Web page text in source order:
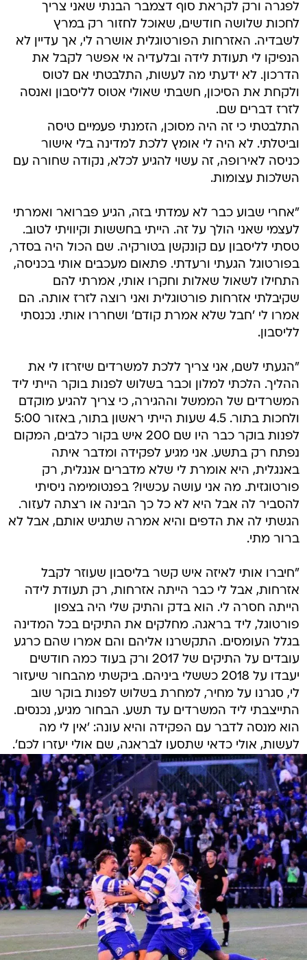
לפגרה ורק לקראת סוף דצמבר הבנתי שאני צריך
לחכות שלושה חודשים, שאוכל לחזור רק במרץ
לשבדיה. האזרחות הפורטוגלית אושרה לי, אך עדיין לא
הנפיקו לי תעודת לידה ובלעדיה אי אפשר לקבל את
הדרכון. לא ידעתי מה לעשות, התלבטתי אם לטוס
ולקחת את הסיכון, חשבתי שאולי אטוס לליסבון ואנסה
לזרז דברים שם.
התלבטתי כי זה היה מסוכן, הזמנתי פעמיים טיסה
וביטלתי. לא היה לי אומץ ללכת למדינה בלי אישור
כניסה לאירופה, זה עשוי להגיע לכלא, נקודה שחורה עם
השלכות עצומות.
"אחרי שבוע כבר לא עמדתי בזה, הגיע פברואר ואמרתי
לעצמי שאני הולך על זה. הייתי בחששות וקיוויתי לטוב.
טסתי לליסבון עם קונקשן בטורקיה. שם הכול היה בסדר,
בפורטוגל הגעתי ורעדתי. פתאום מעכבים אותי בכניסה,
התחילו לשאול שאלות וחקרו אותי, אמרתי להם
שקיבלתי אזרחות פורטוגלית ואני רוצה לזרז אותה. הם
אמרו לי 'חבל שלא אמרת קודם' ושחררו אותי. נכנסתי
לליסבון.
"הגעתי לשם, אני צריך ללכת למשרדים שיזרזו לי את
ההליך. הלכתי למלון וכבר בשלוש לפנות בוקר הייתי ליד
המשרדים של הממשל וההגירה, כי צריך להגיע מוקדם
ולחכות בתור. 4.5 שעות הייתי ראשון בתור, באזור 5:00
לפנות בוקר כבר היו שם 200 איש בקור כלבים, המקום
נפתח רק בתשע. אני מגיע לפקידה ומדבר איתה
באנגלית, היא אומרת לי שלא מדברים אנגלית, רק
פורטוגזית. מה אני עושה עכשיו? בפנטומימה ניסיתי
להסביר לה אבל היא לא כל כך הבינה או רצתה לעזור.
הגשתי לה את הדפים והיא אמרה שתגיש אותם, אבל לא
ברור מתי.
"חיברו אותי לאיזה איש קשר בליסבון שעוזר לקבל
אזרחות, אבל לי כבר הייתה אזרחות, רק תעודת לידה
הייתה חסרה לי. הוא בדק והתיק שלי היה בצפון
פורטוגל, ליד בראגה. מחלקים את התיקים בכל המדינה
בגלל העומסים. התקשרנו אליהם והם אמרו שהם כרגע
עובדים על התיקים של 2017 ורק בעוד כמה חודשים
יעבדו על 2018 כששלי ביניהם. ביקשתי מהבחור שיעזור
לי, סגרנו על מחיר, למחרת בשלוש לפנות בוקר שוב
התייצבתי ליד המשרדים עד תשע. הבחור מגיע, נכנסים.
הוא מנסה לדבר עם הפקידה והיא עונה: 'אין לי מה
לעשות, אולי כדאי שתסעו לבראגה, שם אולי יעזרו לכם'.